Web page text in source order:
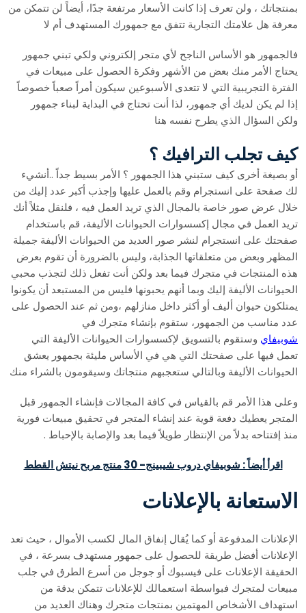
بمنتجاتك ، ولن تعرف إذا كانت الأسعار مرتفعة جدًا، أيضاً لن تتمكن من
معرفة هل علامتك التجارية تتفق مع جمهورك المستهدف أم لا
فالجمهور هو الأساس الناجح لأي متجر إلكتروني ولكي تبني جمهور
يحتاج الأمر منك بعض من الأشهر وفكرة الحصول على مبيعات في
الفترة التجريبية التي لا تتعدى الأسبوعين سيكون أمراً صعباً خصوصاً
إذا لم يكن لديك أي جمهور، لذا أنت تحتاج في البداية لبناء جمهور
ولكن السؤال الذي يطرح نفسه هنا
كيف تجلب الترافيك ؟
أو بصيغة أخرى كيف ستبني هذا الجمهور ؟ الأمر بسيط جداً ..أنشيء
لك صفحة على انستجرام وقم بالعمل عليها وإجذب أكبر عدد إليك من
خلال عرض صور خاصة بالمجال الذي تريد العمل فيه ، فلنقل مثلاً أنك
تريد العمل في مجال إكسسوارات الحيوانات الأليفة، قم باستخدام
صفحتك على انستجرام لنشر صور العديد من الحيوانات الأليفة جميلة
المظهر وبعض من متعلقاتها الجذابة، وليس بالضرورة أن تقوم بعرض
هذه المنتجات في متجرك فيما بعد ولكن أنت تفعل ذلك لتجذب محبي
الحيوانات الأليفة إليك وبما أنهم يحبونها فليس من المستبعد أن يكونوا
يمتلكون حيوان أليف أو أكثر داخل منازلهم ،ومن ثم عند الحصول على
عدد مناسب من الجمهور، ستقوم بإنشاء متجرك في
شوبيفاي وستقوم بالتسويق لإكسسوارات الحيوانات الأليفة التي
تعمل فيها على صفحتك التي هي في الأساس مليئة بجمهور يعشق
الحيوانات الأليفة وبالتالي ستعجبهم منتجاتك وسيقومون بالشراء منك
وعلى هذا الأمر قم بالقياس في كافة المجالات فإنشاء الجمهور قبل
المتجر يعطيك دفعة قوية عند إنشاء المتجر في تحقيق مبيعات فورية
منذ إفتتاحه بدلاً من الإنتظار طويلاً فيما بعد والإصابة بالإحباط .
اقرأ أيضاً : شوبيفاي دروب شيبينج- 30 منتج مربح نيتش القطط
الاستعانة بالإعلانات
الإعلانات المدفوعة أو كما يُقال إنفاق المال لكسب الأموال ، حيث تعد
الإعلانات أفضل طريقة للحصول على جمهور مستهدف بسرعة ، في
الحقيقة الإعلانات على فيسبوك أو جوجل من أسرع الطرق في جلب
مبيعات لمتجرك فبواسطة استعمالك للإعلانات تتمكن بدقة من
استهداف الأشخاص المهتمين بمنتجات متجرك وهناك العديد من